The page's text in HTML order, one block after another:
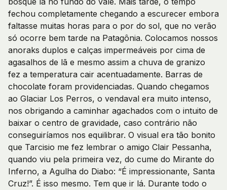
fechou completamente chegando a escurecer embora
faltasse muitas horas para o por do sol, que no verão
só ocorre bem tarde na Patagônia. Colocamos nossos
anoraks duplos e calças impermeáveis por cima de
agasalhos de lã e mesmo assim a chuva de granizo
fez a temperatura cair acentuadamente. Barras de
chocolate foram providenciadas. Quando chegamos
ao Glaciar Los Perros, o vendaval era muito intenso,
nos obrigando a caminhar agachados com o intuito de
baixar o centro de gravidade, caso contrário não
conseguiríamos nos equilibrar. O visual era tão bonito
que Tarcisio me fez lembrar o amigo Clair Pessanha,
quando viu pela primeira vez, do cume do Mirante do
Inferno, a Agulha do Diabo: “É impressionante, Santa
Cruz!”. É isso mesmo. Tem que ir lá. Durante todo o